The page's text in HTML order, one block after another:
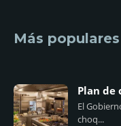
Más populares
Plan de
El
choq...